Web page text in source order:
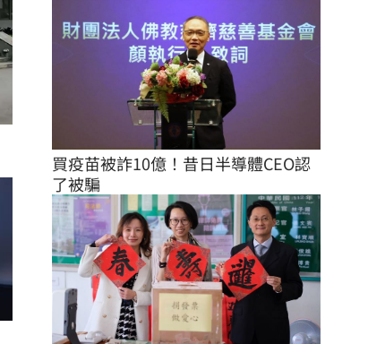
買疫苗被詐10億！昔日半導體CEO認
了被騙